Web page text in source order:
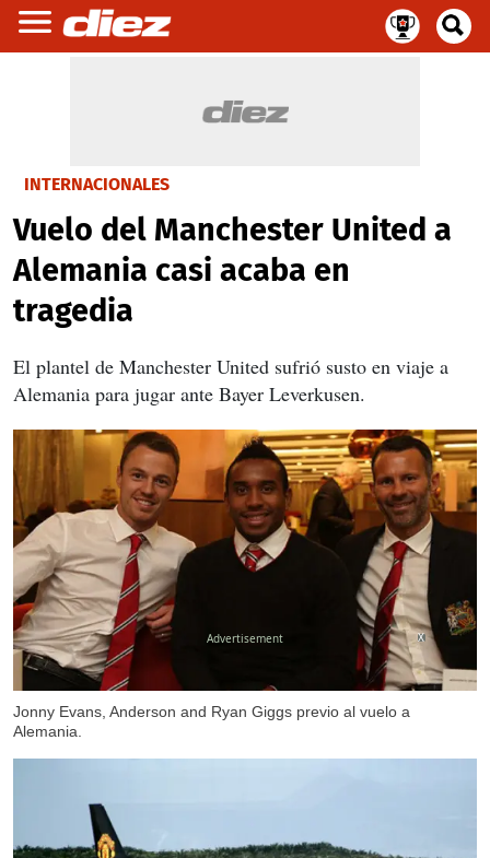
INTERNACIONALES
Vuelo del Manchester United a
Alemania casi acaba en
tragedia
El plantel de Manchester United sufrió susto en viaje a
Alemania para jugar ante Bayer Leverkusen.
Jonny Evans, Anderson and Ryan Giggs previo al vuelo a
Alemania.
X